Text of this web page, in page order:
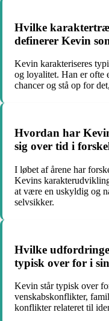
Hvilke
definerer Kevin
Kevin karakteriseres
og loyalitet. Han er ofte
chancer og stå op for
Hvordan har
sig over tid i
I løbet af årene har
Kevins
at være en uskyldig og
selvsikker.
Hvilke
typisk over for i
Kevin står typisk over
venskabskonflikter,
konflikter relateret til